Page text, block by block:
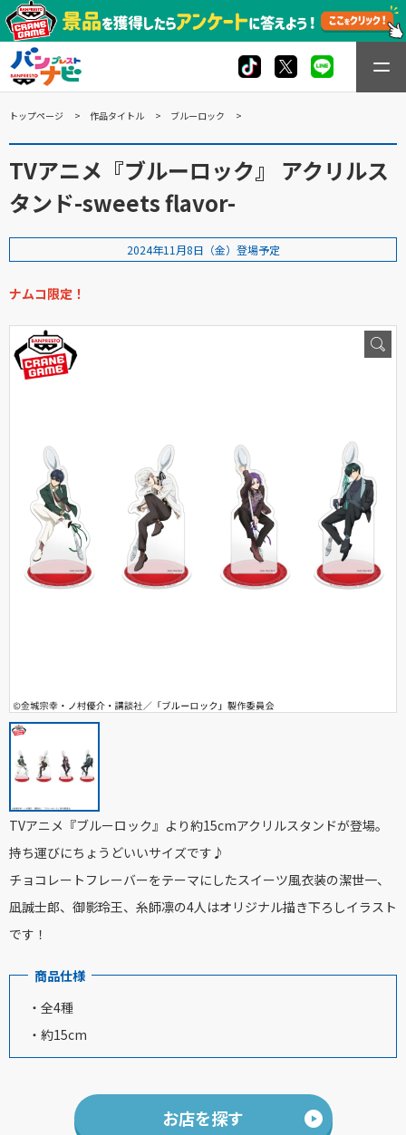
トップページ 作品タイトル ブルーロック
TVアニメ『ブルーロック』 アクリルス
タンド-sweets flavor-
2024年11月8日（金）登場予定
ナムコ限定！
TVアニメ『ブルーロック』より約15cmアクリルスタンドが登場。
持ち運びにちょうどいいサイズです♪
チョコレートフレーバーをテーマにしたスイーツ風衣装の潔世一、
凪誠士郎、御影玲王、糸師凛の4人はオリジナル描き下ろしイラスト
です！
商品仕様
・全4種
・約15cm
お店を探す